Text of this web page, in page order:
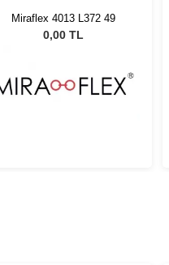
Miraflex 4013 L372 49
0,00 TL